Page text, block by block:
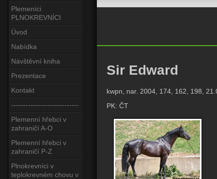
Plemeníci
PLNOKREVNÍCI
Úvod
Nabídka
Návštěvní kniha
Prezentace
Kontakt
----------------------------
Plemenní hřebci v
zahraničí A-O
Plemenní hřebci v
zahraničí P-Z
Plnokrevníci v
teplokrevném chovu v
Sir Edward
kwpn, nar. 2004, 174, 162, 198,
PK: ČT